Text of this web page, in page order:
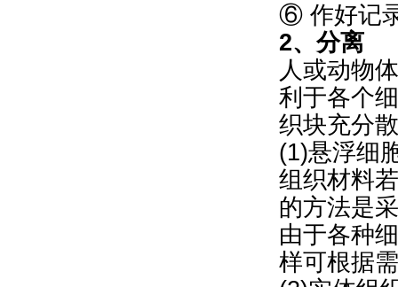
⑥ 作好记
2、分离
人或动物
利于各个
织块充分
(1)悬浮细
组织材料
的方法是
由于各种
样可根据